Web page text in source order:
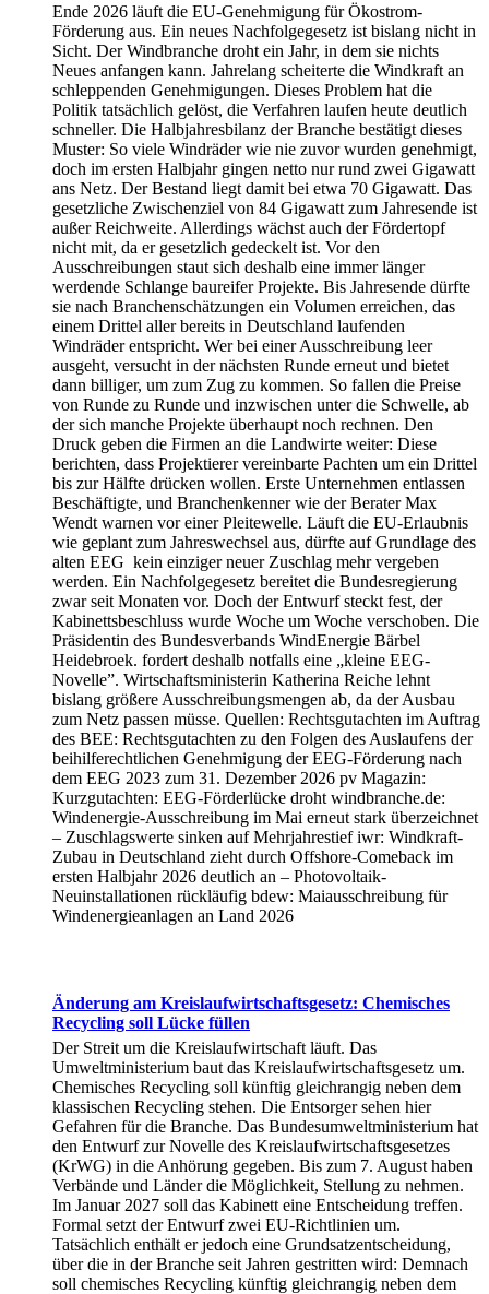
Ende 2026 läuft die EU-Genehmigung für Ökostrom-
Förderung aus. Ein neues Nachfolgegesetz ist bislang nicht in
Sicht. Der Windbranche droht ein Jahr, in dem sie nichts
Neues anfangen kann. Jahrelang scheiterte die Windkraft an
schleppenden Genehmigungen. Dieses Problem hat die
Politik tatsächlich gelöst, die Verfahren laufen heute deutlich
schneller. Die Halbjahresbilanz der Branche bestätigt dieses
Muster: So viele Windräder wie nie zuvor wurden genehmigt,
doch im ersten Halbjahr gingen netto nur rund zwei Gigawatt
ans Netz. Der Bestand liegt damit bei etwa 70 Gigawatt. Das
gesetzliche Zwischenziel von 84 Gigawatt zum Jahresende ist
außer Reichweite. Allerdings wächst auch der Fördertopf
nicht mit, da er gesetzlich gedeckelt ist. Vor den
Ausschreibungen staut sich deshalb eine immer länger
werdende Schlange baureifer Projekte. Bis Jahresende dürfte
sie nach Branchenschätzungen ein Volumen erreichen, das
einem Drittel aller bereits in Deutschland laufenden
Windräder entspricht. Wer bei einer Ausschreibung leer
ausgeht, versucht in der nächsten Runde erneut und bietet
dann billiger, um zum Zug zu kommen. So fallen die Preise
von Runde zu Runde und inzwischen unter die Schwelle, ab
der sich manche Projekte überhaupt noch rechnen. Den
Druck geben die Firmen an die Landwirte weiter: Diese
berichten, dass Projektierer vereinbarte Pachten um ein Drittel
bis zur Hälfte drücken wollen. Erste Unternehmen entlassen
Beschäftigte, und Branchenkenner wie der Berater Max
Wendt warnen vor einer Pleitewelle. Läuft die EU-Erlaubnis
wie geplant zum Jahreswechsel aus, dürfte auf Grundlage des
alten EEG kein einziger neuer Zuschlag mehr vergeben
werden. Ein Nachfolgegesetz bereitet die Bundesregierung
zwar seit Monaten vor. Doch der Entwurf steckt fest, der
Kabinettsbeschluss wurde Woche um Woche verschoben. Die
Präsidentin des Bundesverbands WindEnergie Bärbel
Heidebroek. fordert deshalb notfalls eine „kleine EEG-
Novelle”. Wirtschaftsministerin Katherina Reiche lehnt
bislang größere Ausschreibungsmengen ab, da der Ausbau
zum Netz passen müsse. Quellen: Rechtsgutachten im Auftrag
des BEE: Rechtsgutachten zu den Folgen des Auslaufens der
beihilferechtlichen Genehmigung der EEG-Förderung nach
dem EEG 2023 zum 31. Dezember 2026 pv Magazin:
Kurzgutachten: EEG-Förderlücke droht windbranche.de:
Windenergie-Ausschreibung im Mai erneut stark überzeichnet
– Zuschlagswerte sinken auf Mehrjahrestief iwr: Windkraft-
Zubau in Deutschland zieht durch Offshore-Comeback im
ersten Halbjahr 2026 deutlich an – Photovoltaik-
Neuinstallationen rückläufig bdew: Maiausschreibung für
Windenergieanlagen an Land 2026
Änderung am Kreislaufwirtschaftsgesetz: Chemisches
Recycling soll Lücke füllen
Der Streit um die Kreislaufwirtschaft läuft. Das
Umweltministerium baut das Kreislaufwirtschaftsgesetz um.
Chemisches Recycling soll künftig gleichrangig neben dem
klassischen Recycling stehen. Die Entsorger sehen hier
Gefahren für die Branche. Das Bundesumweltministerium hat
den Entwurf zur Novelle des Kreislaufwirtschaftsgesetzes
(KrWG) in die Anhörung gegeben. Bis zum 7. August haben
Verbände und Länder die Möglichkeit, Stellung zu nehmen.
Im Januar 2027 soll das Kabinett eine Entscheidung treffen.
Formal setzt der Entwurf zwei EU-Richtlinien um.
Tatsächlich enthält er jedoch eine Grundsatzentscheidung,
über die in der Branche seit Jahren gestritten wird: Demnach
soll chemisches Recycling künftig gleichrangig neben dem